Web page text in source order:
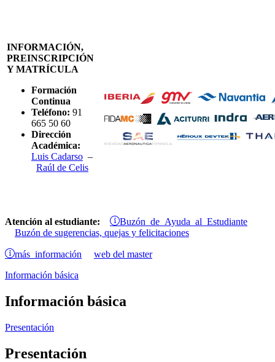
INFORMACIÓN,
PREINSCRIPCIÓN
Y MATRÍCULA
Formación
Continua
Teléfono: 91
665 50 60
Dirección
Académica:
Luis Cadarso –
Raúl de Celis
Atención al estudiante: Buzón de Ayuda al Estudiante
Buzón de sugerencias, quejas y felicitaciones
más información
web del master
Información básica
Información básica
Presentación
Presentación